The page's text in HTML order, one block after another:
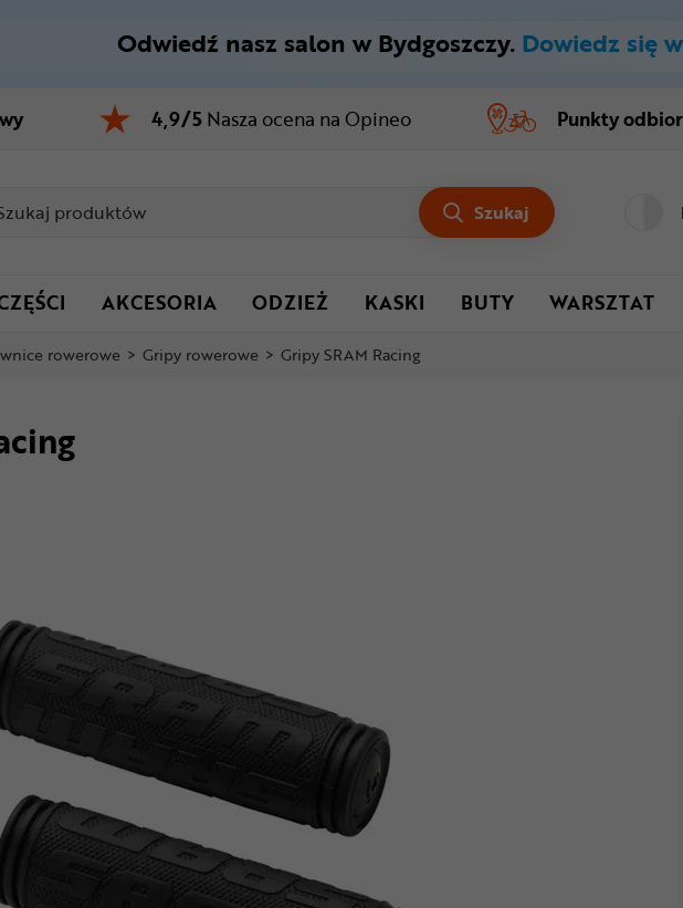
Odwiedź nasz salon w Bydgoszczy. Dowiedz się
4,9/5 Nasza ocena na Opineo Punkty
Szukaj
AKCESORIA ODZIEŻ KASKI BUTY WARSZTAT
rowerowe > Gripy rowerowe > Gripy SRAM Racing